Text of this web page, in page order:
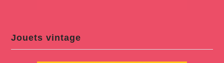
Jouets vintage